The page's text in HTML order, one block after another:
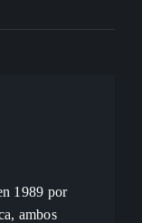
1989 por
ambos